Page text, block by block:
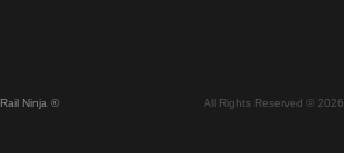
Поезд Мадрид - Севилья
Rail Ninja ® All Rights Reserved © 2026